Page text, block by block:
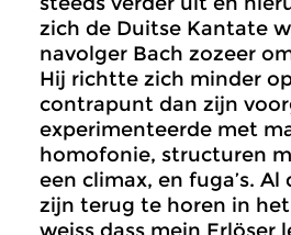
zich de Duitse Kantate
navolger Bach zozeer
Hij richtte zich minder
contrapunt dan zijn
experimenteerde met
homofonie, structuren
een climax, en fuga’s.
zijn terug te horen in